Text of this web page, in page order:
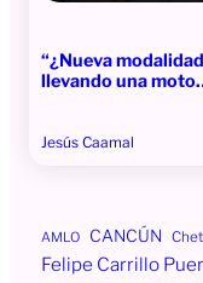
“¿Nueva
llevando una
Jesús Caamal
AMLO CANCÚN
Felipe Carrillo